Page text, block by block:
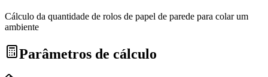
Cálculo da quantidade de rolos de papel de parede para colar um
ambiente
Parâmetros de cálculo